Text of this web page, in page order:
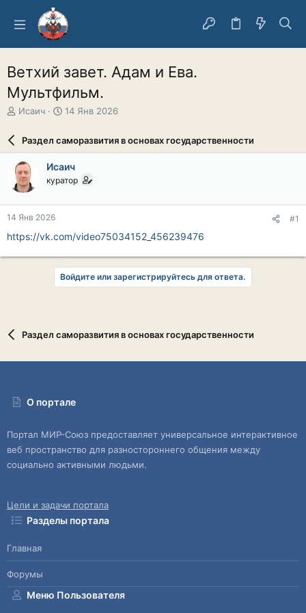
Ветхий завет. Адам и Ева.
Мультфильм.
А
о
р
т
е
м
ы
Исаич
Д
а
а
ч
л
14 Янв 2026
Раздел саморазвития в основах государственности
Исаич
куратор
14 Янв 2026 #1
https://vk.com/video75034152_456239476
Войдите или зарегистрируйтесь для ответа.
Раздел саморазвития в основах государственности
О портале
Портал МИР-Союз предоставляет универсальное интерактивное
веб пространство для разностороннего общения между
социально активными людьми.
Цели и задачи портала
Разделы портала
Главная
Форумы
Меню Пользователя